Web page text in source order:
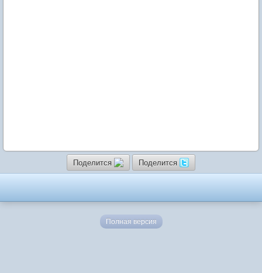
Поделится Поделится
Полная версия